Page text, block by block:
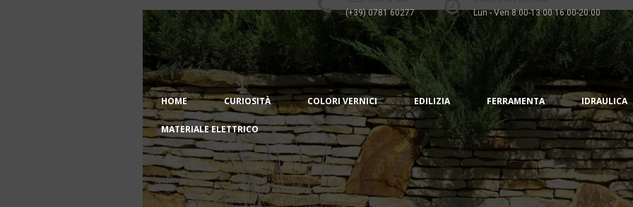
(+39) 0781 60277 Lun - Ven 8:00-13:00 16:00-20:00
HOME CURIOSITÀ COLORI VERNICI EDILIZIA FERRAMENTA IDRAULICA
MATERIALE ELETTRICO